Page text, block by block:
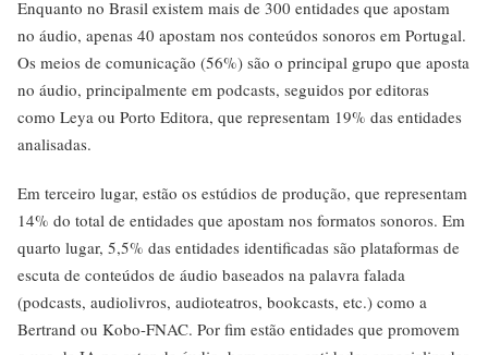
Enquanto no Brasil existem mais de 300 entidades que apostam
no áudio, apenas 40 apostam nos conteúdos sonoros em Portugal.
Os meios de comunicação (56%) são o principal grupo que aposta
no áudio, principalmente em podcasts, seguidos por editoras
como Leya ou Porto Editora, que representam 19% das entidades
analisadas.
Em terceiro lugar, estão os estúdios de produção, que representam
14% do total de entidades que apostam nos formatos sonoros. Em
quarto lugar, 5,5% das entidades identificadas são plataformas de
escuta de conteúdos de áudio baseados na palavra falada
(podcasts, audiolivros, audioteatros, bookcasts, etc.) como a
Bertrand ou Kobo-FNAC. Por fim estão entidades que promovem